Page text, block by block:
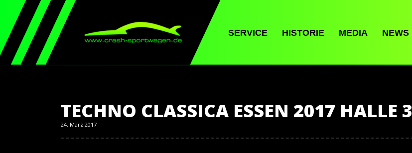
SERVICE HISTORIE MEDIA NEWS
TECHNO CLASSICA ESSEN 2017 HALLE 3
24. März 2017